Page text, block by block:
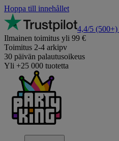
Hoppa till innehållet
4,4/5 (500+)
Ilmainen toimitus yli 99 €
Toimitus 2-4 arkipv
30 päivän palautusoikeus
Yli +25 000 tuotetta